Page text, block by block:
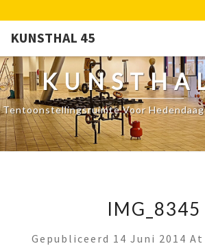
KUNSTHAL 45
Tentoonstellingsruimte Voor
IMG_8345
Gepubliceerd 14 Juni 2014 At